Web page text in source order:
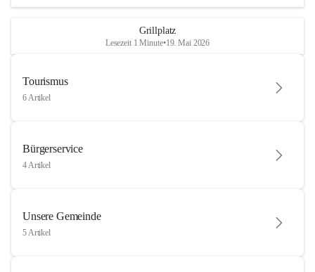
wichtig!
Grillplatz
Lesezeit 1 Minute•19. Mai 2026
Tourismus
6 Artikel
Bürgerservice
4 Artikel
Unsere Gemeinde
5 Artikel